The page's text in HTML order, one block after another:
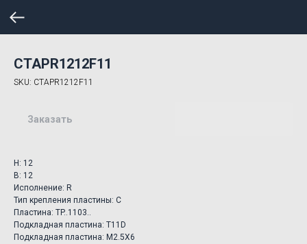
CTAPR1212F11
SKU: CTAPR1212F11
Заказать
H: 12
B: 12
Исполнение: R
Тип крепления пластины: C
Пластина: TP..1103..
Подкладная пластина: T11D
Подкладная пластина: M2.5X6